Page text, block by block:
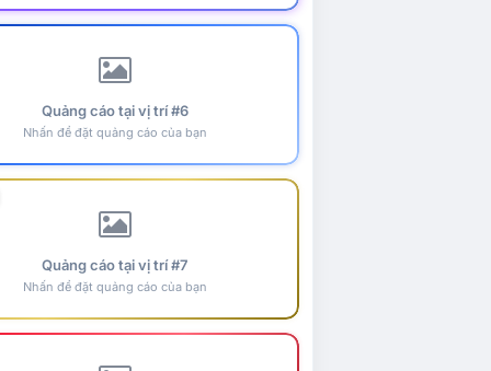
Quảng cáo tại vị trí #6
Nhấn để đặt quảng cáo của bạn
Quảng cáo tại vị trí #7
Nhấn để đặt quảng cáo của bạn